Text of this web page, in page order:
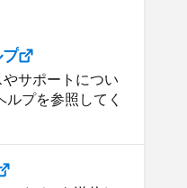
サポートについ
プを参照してく